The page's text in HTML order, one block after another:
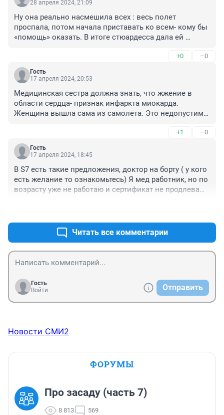
28 апреля 2024, 21:09
Ну она реально насмешила всех : весь полет
проспала, потом начала приставать ко всем- кому бы
«помощь» оказать. В итоге стюардесса дала ей
летать и волновалась сильно перед посадкой. Вот тут
и был весь этот цирк. В самолете было полно
медиков , которые реально видели что проблем нет.
+0 –0
Гость
17 апреля 2024, 20:53
Медицинская сестра должна знать, что жжение в
области сердца- признак инфаркта миокарда.
Женщина вышла сама из самолета. Это недопустимо.
+1 –0
Гость
17 апреля 2024, 18:45
В S7 есть такие предложения, доктор на борту ( у кого
есть желание то ознакомьтесь) Я мед работник, но по
возрасту уже не работаю и сертификат не продлеваю,
Читать все комментарии
Гость
Войти
Отправить
Новости СМИ2
ФОРУМЫ
Про засаду (часть 7)
8 813 569